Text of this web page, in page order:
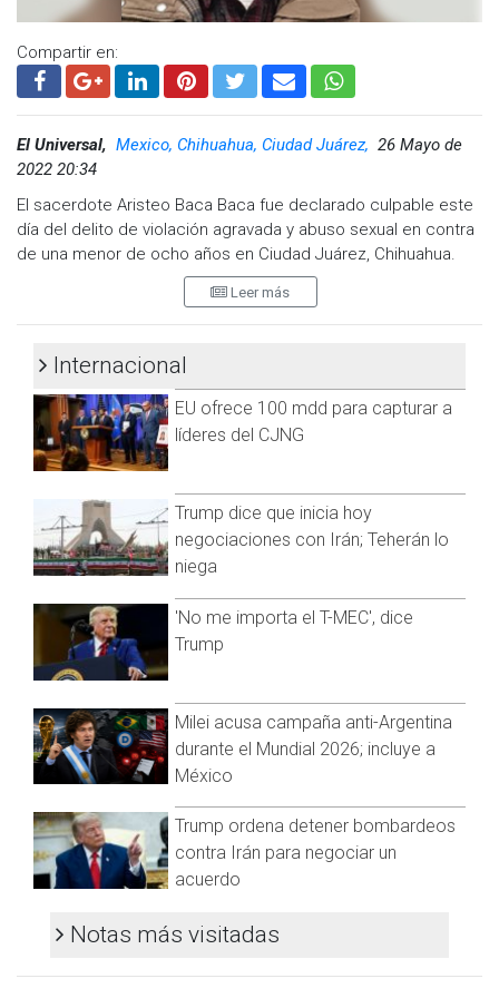
https://t.me/GrupoCadenaResumen|
Compartir en:
El Universal, Mexico, Chihuahua, Ciudad Juárez, 26 Mayo de
2022 20:34
El sacerdote Aristeo Baca Baca fue declarado culpable este
día del delito de violación agravada y abuso sexual en contra
de una menor de ocho años en Ciudad Juárez, Chihuahua.
Ante esto, fue sentenciado a 34 años y cinco meses de
prisión, de acuerdo con información oficial emitida esta
El párroco de la iglesia Santa María de la Montaña fue
acusado de abusar sexualmente de una menor de ocho años
entre el 2015 y 2016 y quien era monaguillo de la parroquia.
Pese a que desde el 2021 había recibido una condena, ésta
fue apelada para evitar que el sacerdote fuera a la cárcel,
por lo cual se le dictó arraigo domiciliario.
Fue este día cuando una Sala Colegiada de Apelación,
informó permanecerá bajo el arraigo domiciliario.
Organizaciones festejan condena
festejaron la condena que se le dictó al sacerdote.
Red Mesa de Mujeres, dio a conocer por medio de sus redes
sociales que “se confirma sentencia para el pederasta
Aristeo Baca: ¡culpable! ¡34 años de prisión! Justicia para la
víctima y su familia. Ni una más”.
La organización en Ciudad Juárez ha exigido desde el inicio
por lo cual realizaron diversas manifestaciones afuera de la
Leer más
Internacional
EU ofrece 100 mdd para capturar a
líderes del CJNG
Trump dice que inicia hoy
negociaciones con Irán; Teherán lo
niega
'No me importa el T-MEC', dice
Trump
Milei acusa campaña anti-Argentina
durante el Mundial 2026; incluye a
México
Trump ordena detener bombardeos
contra Irán para negociar un
acuerdo
Notas más visitadas